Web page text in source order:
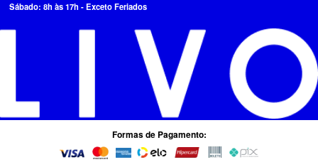
Sábado: 8h às 17h - Exceto Feriados
Formas de Pagamento: